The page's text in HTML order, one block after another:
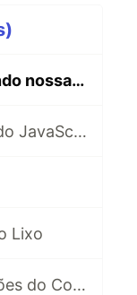
Node.js Por Baixo dos Panos #1 - Conhecendo nossas ferramentas
Node.js Por Baixo dos Panos #2 - Entendendo JavaScript
Lixo
Node.js por Baixo dos Panos #10 - Otimizações do Compilador